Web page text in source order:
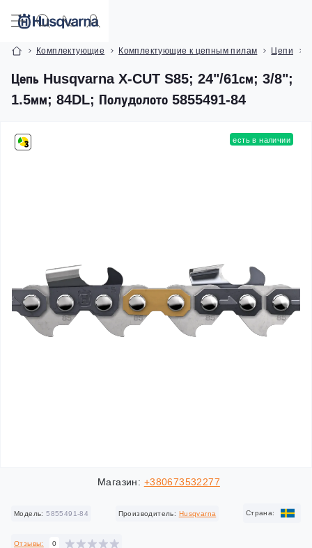
Комплектующие Комплектующие к цепным пилам Цепи
Цепь Husqvarna X-CUT S85; 24"/61см; 3/8";
1.5мм; 84DL; Полудолото 5855491-84
есть в наличии
Магазин: +380673532277
Модель: 5855491-84 Производитель: Husqvarna Cтрана:
Отзывы: 0